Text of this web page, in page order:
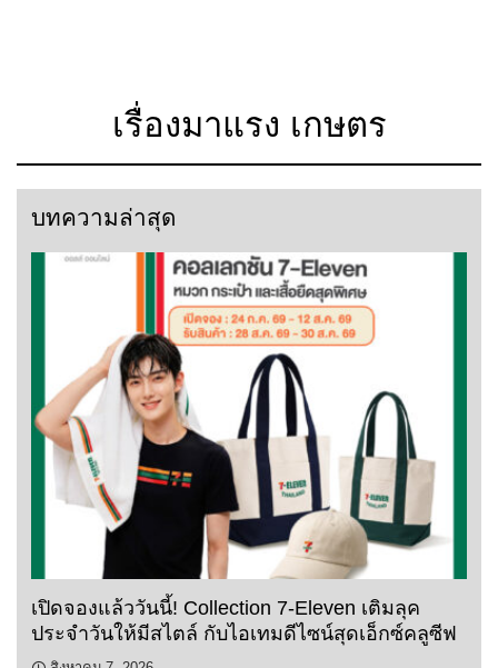
เรื่องมาแรง เกษตร
บทความล่าสุด
เปิดจองแล้ววันนี้! Collection 7-Eleven เติมลุค
ประจำวันให้มีสไตล์ กับไอเทมดีไซน์สุดเอ็กซ์คลูซีฟ